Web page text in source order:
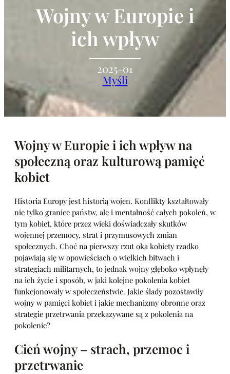
Wojny w Europie i
ich wpływ
2025-01
Myśli
Wojny w Europie i ich wpływ na
społeczną oraz kulturową pamięć
kobiet
Historia Europy jest historią wojen. Konflikty kształtowały
nie tylko granice państw, ale i mentalność całych pokoleń, w
tym kobiet, które przez wieki doświadczały skutków
wojennej przemocy, strat i przymusowych zmian
społecznych. Choć na pierwszy rzut oka kobiety rzadko
pojawiają się w opowieściach o wielkich bitwach i
strategiach militarnych, to jednak wojny głęboko wpłynęły
na ich życie i sposób, w jaki kolejne pokolenia kobiet
funkcjonowały w społeczeństwie. Jakie ślady pozostawiły
wojny w pamięci kobiet i jakie mechanizmy obronne oraz
strategie przetrwania przekazywane są z pokolenia na
pokolenie?
Cień wojny – strach, przemoc i
przetrwanie